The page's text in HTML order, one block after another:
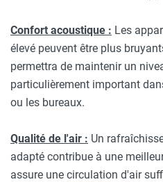
Confort acoustique : Les
élevé peuvent être plus
permettra de maintenir un
particulièrement important
ou les bureaux.
Qualité de l'air : Un
adapté contribue à une
assure une circulation d'air